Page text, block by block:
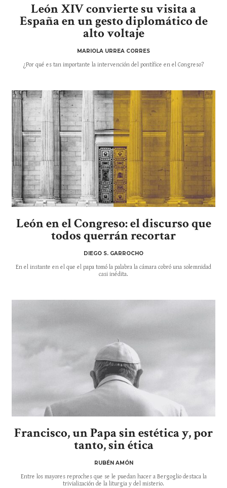
León XIV convierte su visita a
España en un gesto diplomático de
alto voltaje
MARIOLA URREA CORRES
¿Por qué es tan importante la intervención del pontífice en el Congreso?
León en el Congreso: el discurso que
todos querrán recortar
DIEGO S. GARROCHO
En el instante en el que el papa tomó la palabra la cámara cobró una solemnidad
casi inédita.
Francisco, un Papa sin estética y, por
tanto, sin ética
RUBÉN AMÓN
Entre los mayores reproches que se le puedan hacer a Bergoglio destaca la
trivialización de la liturgia y del misterio.